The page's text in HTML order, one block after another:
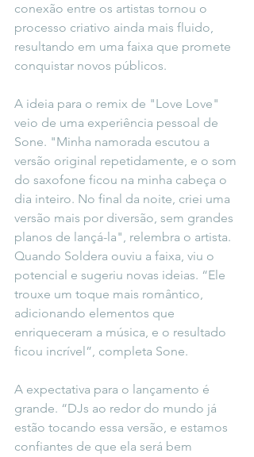
conexão entre os artistas tornou o
processo criativo ainda mais fluido,
resultando em uma faixa que promete
conquistar novos públicos.
A ideia para o remix de "Love Love"
veio de uma experiência pessoal de
Sone. "Minha namorada escutou a
versão original repetidamente, e o som
do saxofone ficou na minha cabeça o
dia inteiro. No final da noite, criei uma
versão mais por diversão, sem grandes
planos de lançá-la", relembra o artista.
Quando Soldera ouviu a faixa, viu o
potencial e sugeriu novas ideias. “Ele
trouxe um toque mais romântico,
adicionando elementos que
enriqueceram a música, e o resultado
ficou incrível”, completa Sone.
A expectativa para o lançamento é
grande. “DJs ao redor do mundo já
estão tocando essa versão, e estamos
confiantes de que ela será bem